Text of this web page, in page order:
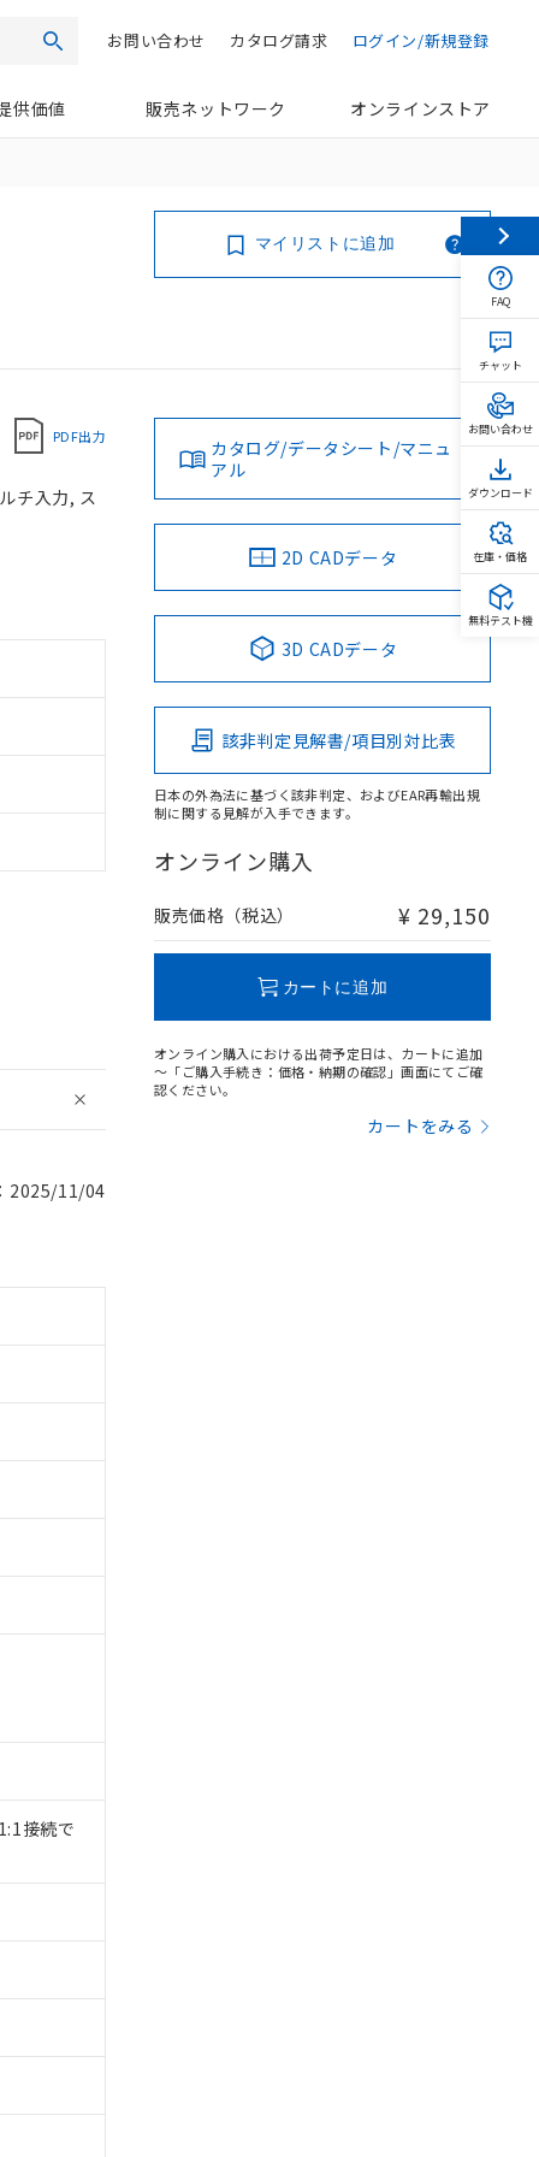
検索 ログイン/新規登録
カタログ請求
お問い合わせ
供価値 販売ネットワーク オンラインストア
マイリストに追加
PDF出力
チ入力, ス
2025/11/04
接続で
カタログ/データシート/マニュ
アル
2D CADデータ
3D CADデータ
該非判定見解書/項目別対比表
日本の外為法に基づく該非判定、およびEAR再輸出規
制に関する見解が入手できます。
オンライン購入
販売価格（税込） ¥ 29,150
カートに追加
オンライン購入における出荷予定日は、カートに追加
～「ご購入手続き：価格・納期の確認」画面にてご確
認ください。
カートをみる
FAQ
チャット
お問い合わせ
ダウンロード
在庫・価格
無料テスト機